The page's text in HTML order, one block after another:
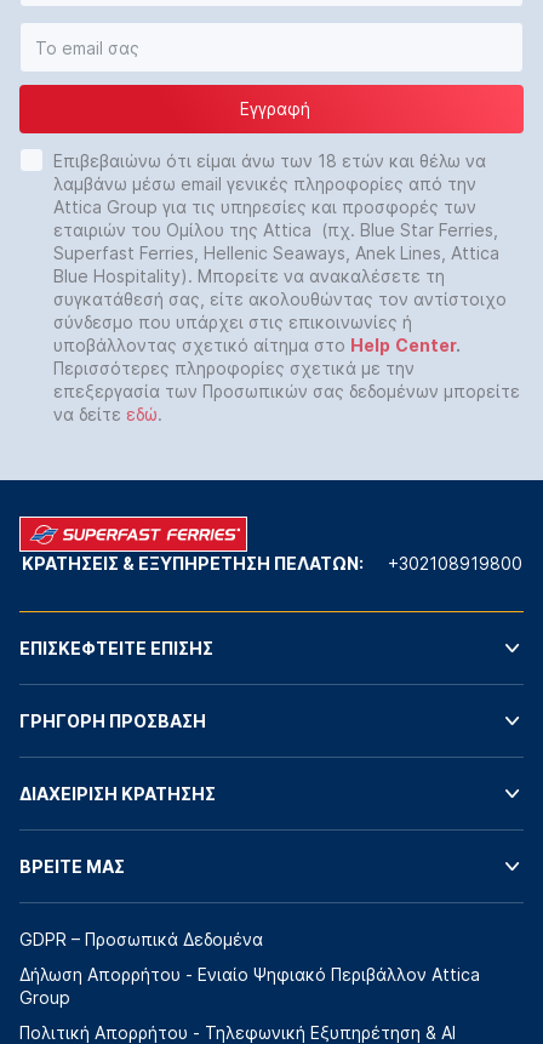
Εγγραφή
Επιβεβαιώνω ότι είμαι άνω των 18 ετών και θέλω να
λαμβάνω μέσω email γενικές πληροφορίες από την
Attica Group για τις υπηρεσίες και προσφορές των
εταιριών του Ομίλου της Attica (πχ. Blue Star Ferries,
Superfast Ferries, Hellenic Seaways, Anek Lines, Attica
Blue Hospitality). Μπορείτε να ανακαλέσετε τη
συγκατάθεσή σας, είτε ακολουθώντας τον αντίστοιχο
σύνδεσμο που υπάρχει στις επικοινωνίες ή
υποβάλλοντας σχετικό αίτημα στο Help Center.
Περισσότερες πληροφορίες σχετικά με την
επεξεργασία των Προσωπικών σας δεδομένων μπορείτε
να δείτε εδώ.
ΚΡΑΤΗΣΕΙΣ & ΕΞΥΠΗΡΕΤΗΣΗ ΠΕΛΑΤΩΝ: +302108919800
ΕΠΙΣΚΕΦΤΕΙΤΕ ΕΠΙΣΗΣ
ΓΡΗΓΟΡΗ ΠΡΟΣΒΑΣΗ
ΔΙΑΧΕΙΡΙΣΗ ΚΡΑΤΗΣΗΣ
ΒΡΕΙΤΕ ΜΑΣ
GDPR – Προσωπικά Δεδομένα
Δήλωση Απορρήτου - Ενιαίο Ψηφιακό Περιβάλλον Attica
Group
Πολιτική Απορρήτου - Τηλεφωνική Εξυπηρέτηση & AI